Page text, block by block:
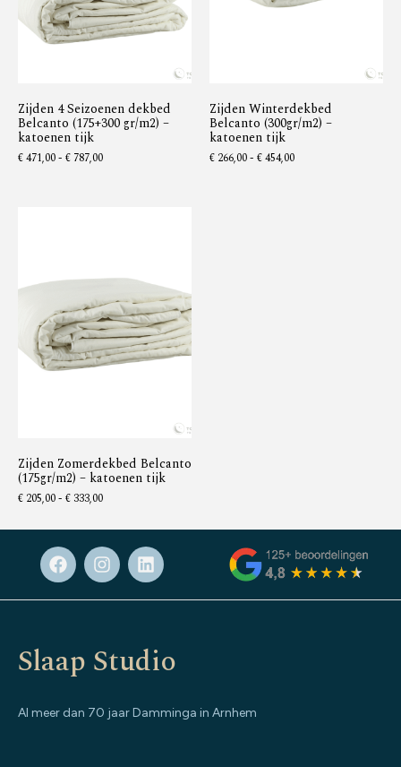
Zijden 4 Seizoenen dekbed
Belcanto (175+300 gr/m2) –
katoenen tijk
€471,00- € 787,00
Zijden Winterdekbed
Belcanto (300gr/m2) –
katoenen tijk
€ 266,00- €454,00
Zijden Zomerdekbed Belcanto
(175gr/m2) – katoenen tijk
€ 205,00- € 333,00
Slaap Studio
Al meer dan 70 jaar Damminga in Arnhem